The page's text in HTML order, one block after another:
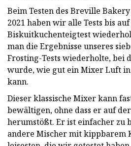
Beim Testen des Breville
2021 haben wir alle Tests bis
Biskuitkuchenteigtest
man die Ergebnisse unseres
Frosting-Tests wiederholte, bei
wurde, wie gut ein Mixer Luft
kann.
Dieser klassische Mixer kann
bewältigen, ohne dass er auf
herumstößt. Er ist einfacher zu
andere Mischer mit kippbarem